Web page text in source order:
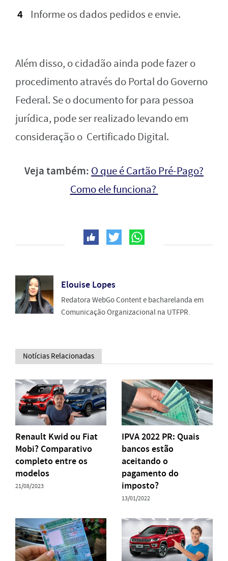
Informe os dados pedidos e envie.
Além disso, o cidadão ainda pode fazer o
procedimento através do Portal do Governo
Federal. Se o documento for para pessoa
jurídica, pode ser realizado levando em
consideração o Certificado Digital.
Veja também: O que é Cartão Pré-Pago?
Como ele funciona?
Elouise Lopes
Redatora WebGo Content e bacharelanda em
Comunicação Organizacional na UTFPR.
Notícias Relacionadas
Renault Kwid ou Fiat
Mobi? Comparativo
completo entre os
modelos
21/08/2023
IPVA 2022 PR: Quais
bancos estão
aceitando o
pagamento do
imposto?
13/01/2022